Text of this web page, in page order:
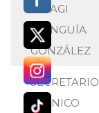
MIYAGI
MUNGUÍA
GONZÁLEZ
SECRETARIO
TÉCNICO